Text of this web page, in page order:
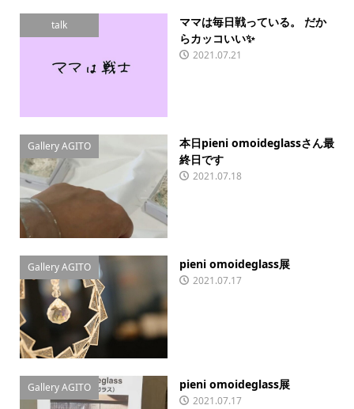
talk
ママは毎日戦っている。 だか
らカッコいい✨
2021.07.21
Gallery AGITO
本日pieni omoideglassさん最
終日です
2021.07.18
Gallery AGITO pieni omoideglass展
2021.07.17
Gallery AGITO pieni omoideglass展
2021.07.17